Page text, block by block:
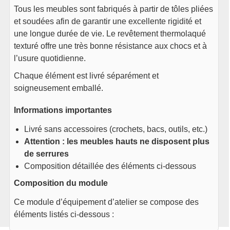
Voir le produit
Plan de travail triple bois
225
Plus que 2 en stock
Voir le produit
1xPlan de travail double bois
massif – Iron
145€ TTC
Voir le produit
massif – Iron
168€ TTC
Tous les meubles sont fabriqués à partir de tôles pliées
et soudées afin de garantir une excellente rigidité et
une longue durée de vie. Le revêtement thermolaqué
texturé offre une très bonne résistance aux chocs et à
l’usure quotidienne.
Chaque élément est livré séparément et
soigneusement emballé.
Informations importantes
Livré sans accessoires (crochets, bacs, outils, etc.)
Attention : les meubles hauts ne disposent plus
de serrures
Composition détaillée des éléments ci-dessous
Composition du module
Ce module d’équipement d’atelier se compose des
éléments listés ci-dessous :